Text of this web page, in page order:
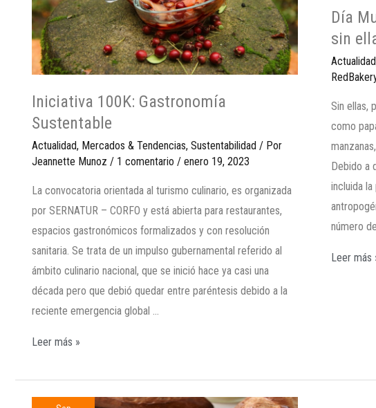
Iniciativa 100K: Gastronomía
Sustentable
Actualidad, Mercados & Tendencias, Sustentabilidad / Por
Jeannette Munoz / 1 comentario / enero 19, 2023
La convocatoria orientada al turismo culinario, es organizada
por SERNATUR – CORFO y está abierta para restaurantes,
espacios gastronómicos formalizados y con resolución
sanitaria. Se trata de un impulso gubernamental referido al
ámbito culinario nacional, que se inició hace ya casi una
década pero que debió quedar entre paréntesis debido a la
reciente emergencia global …
Leer más »
Día
sin
Actualidad
Sin ellas,
como
Debido a
incluida
número
Leer más